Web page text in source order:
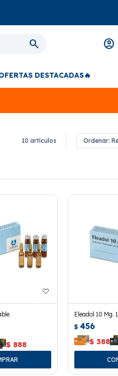
DESTACADAS🔥
10 artículos
$ 888
Eleadol 10 Mg.
$ 456
$ 388